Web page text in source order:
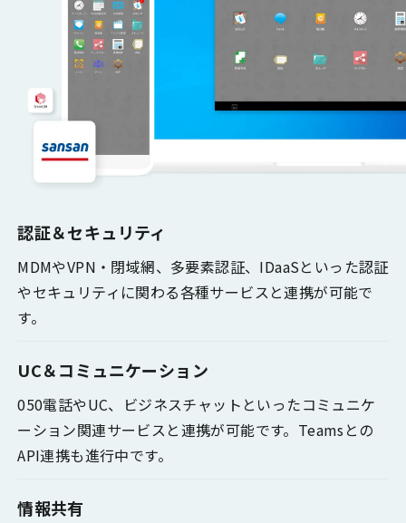
認証＆セキュリティ
MDMやVPN・閉域網、多要素認証、IDaaSといった認証
やセキュリティに関わる各種サービスと連携が可能で
す。
UC＆コミュニケーション
050電話やUC、ビジネスチャットといったコミュニケ
ーション関連サービスと連携が可能です。Teamsとの
API連携も進行中です。
情報共有